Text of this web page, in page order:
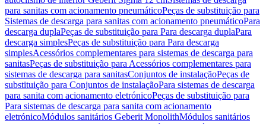
para sanitas com acionamento pneumáticoPeças de substituição para
Sistemas de descarga para sanitas com acionamento pneumáticoPara
descarga duplaPeças de substituição para Para descarga duplaPara
descarga simplesPeças de substituição para Para descarga
simplesAcessórios complementares para sistemas de descarga para
sanitasPeças de substituição para Acessórios complementares para
sistemas de descarga para sanitasConjuntos de instalaçãoPeças de
substituição para Conjuntos de instalaçãoPara sistemas de descarga
para sanita com acionamento eletrónicoPeças de substituição para
Para sistemas de descarga para sanita com acionamento
eletrónicoMódulos sanitários Geberit MonolithMódulos sanitários